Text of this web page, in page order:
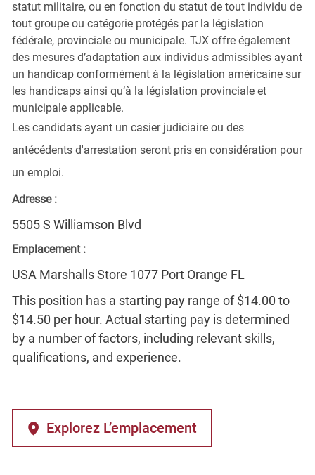
statut militaire, ou en fonction du statut de tout individu de
tout groupe ou catégorie protégés par la législation
fédérale, provinciale ou municipale. TJX offre également
des mesures d’adaptation aux individus admissibles ayant
un handicap conformément à la législation américaine sur
les handicaps ainsi qu’à la législation provinciale et
municipale applicable.
Les candidats ayant un casier judiciaire ou des
antécédents d'arrestation seront pris en considération pour
un emploi.
Adresse :
5505 S Williamson Blvd
Emplacement :
USA Marshalls Store 1077 Port Orange FL
This position has a starting pay range of $14.00 to
$14.50 per hour. Actual starting pay is determined
by a number of factors, including relevant skills,
qualifications, and experience.
Explorez L’emplacement